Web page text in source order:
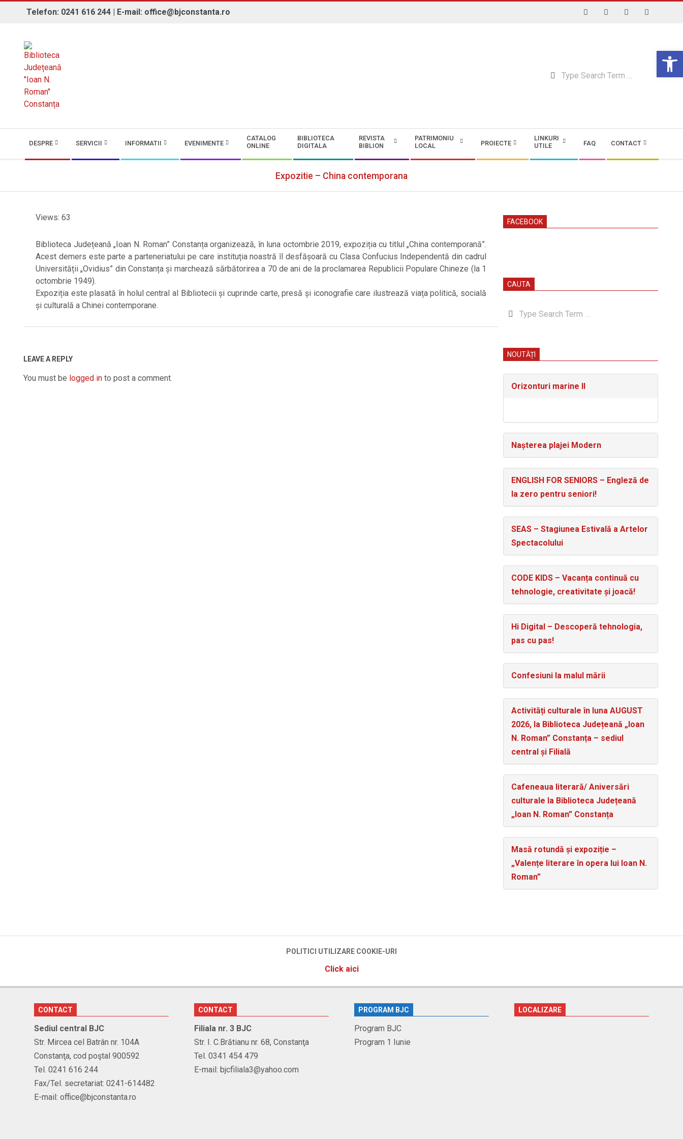
Telefon: 0241 616 244 | E-mail: office@bjconstanta.ro
Navigation
Menu
DESPRE SERVICII INFORMATII EVENIMENTE
CATALOG
ONLINE
BIBLIOTECA
DIGITALA
REVISTA
BIBLION
PATRIMONIU
LOCAL
PROIECTE
LINKURI
UTILE
FAQ CONTACT
Expozitie – China contemporana
Views: 63
Biblioteca Județeană „Ioan N. Roman” Constanța organizează, în luna octombrie 2019, expoziția cu titlul „China contemporană”.
Acest demers este parte a parteneriatului pe care instituția noastră îl desfășoară cu Clasa Confucius Independentă din cadrul
Universității „Ovidius” din Constanța și marchează sărbătorirea a 70 de ani de la proclamarea Republicii Populare Chineze (la 1
octombrie 1949).
Expoziția este plasată în holul central al Bibliotecii și cuprinde carte, presă și iconografie care ilustrează viața politică, socială
și culturală a Chinei contemporane.
08
LEAVE A REPLY
You must be logged in to post a comment.
FACEBOOK
CAUTA
Search
NOUTĂȚI
Orizonturi marine II
Nașterea plajei Modern
ENGLISH FOR SENIORS – Engleză de
la zero pentru seniori!
SEAS – Stagiunea Estivală a Artelor
Spectacolului
CODE KIDS – Vacanța continuă cu
tehnologie, creativitate și joacă!
Hi Digital – Descoperă tehnologia,
pas cu pas!
Confesiuni la malul mării
Activități culturale în luna AUGUST
2026, la Biblioteca Județeană „Ioan
N. Roman” Constanța – sediul
central și Filială
Cafeneaua literară/ Aniversări
culturale la Biblioteca Județeană
„Ioan N. Roman” Constanța
Masă rotundă și expoziție –
„Valențe literare în opera lui Ioan N.
Roman”
POLITICI UTILIZARE COOKIE-URI
Click aici
CONTACT
Sediul central BJC
Str. Mircea cel Batrân nr. 104A
Constanţa, cod poştal 900592
Tel. 0241 616 244
Fax/Tel. secretariat: 0241-614482
E-mail: office@bjconstanta.ro
CONTACT
Filiala nr. 3 BJC
Str. I. C.Brătianu nr. 68, Constanţa
Tel. 0341 454 479
E-mail: bjcfiliala3@yahoo.com
PROGRAM BJC
Program BJC
Program 1 Iunie
LOCALIZARE